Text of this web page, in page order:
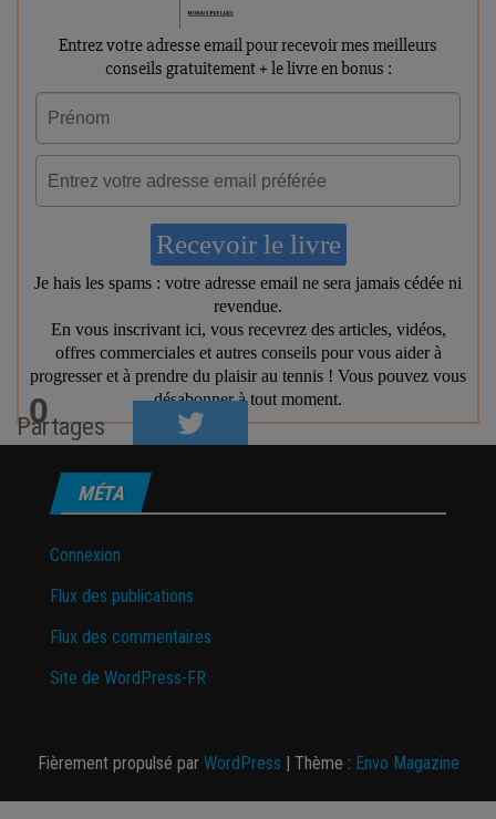
0
Partages
MÉTA
Connexion
Flux des publications
Flux des commentaires
Site de WordPress-FR
Fièrement propulsé par WordPress Thème : Envo Magazine